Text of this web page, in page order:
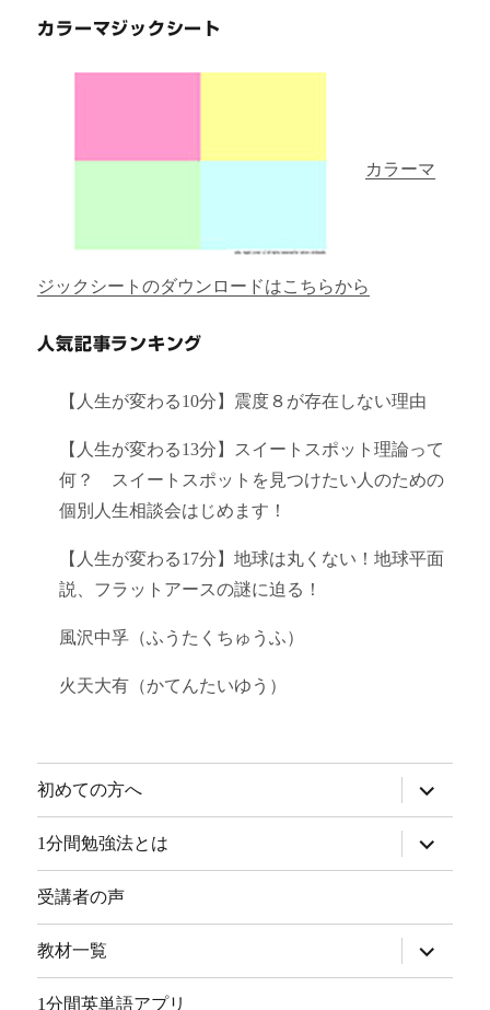
カラーマジックシート
カラーマ
ジックシートのダウンロードはこちらから
人気記事ランキング
【人生が変わる10分】震度８が存在しない理由
【人生が変わる13分】スイートスポット理論って
何？ スイートスポットを見つけたい人のための
個別人生相談会はじめます！
【人生が変わる17分】地球は丸くない！地球平面
説、フラットアースの謎に迫る！
風沢中孚（ふうたくちゅうふ）
火天大有（かてんたいゆう）
初めての方へ
ブ
メ
ニ
ュ
ー
開
1分間勉強法とは
ブ
メ
ー
を
展
開
受講者の声
教材一覧
ブ
メ
1分間英単語アプリ